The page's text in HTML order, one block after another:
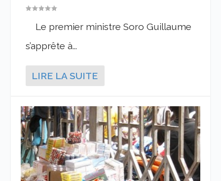
Le premier ministre Soro Guillaume
s’apprête à...
LIRE LA SUITE